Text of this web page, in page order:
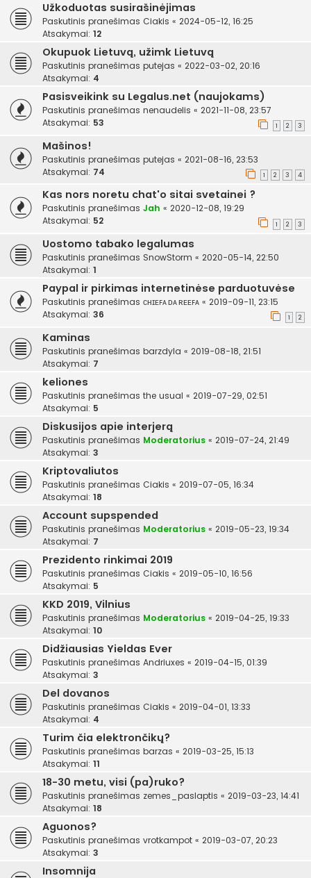
Užkoduotas susirašinėjimas
Paskutinis pranešimas Ciakis « 2024-05-12, 16:25
Atsakymai: 12
Okupuok Lietuvą, užimk Lietuvą
Paskutinis pranešimas putejas « 2022-03-02, 20:16
Atsakymai: 4
Pasisveikink su Legalus.net (naujokams)
Paskutinis pranešimas nenaudelis « 2021-11-08, 23:57
Atsakymai: 53 1 2 3
Mašinos!
Paskutinis pranešimas putejas « 2021-08-16, 23:53
Atsakymai: 74 1 2 3 4
Kas nors noretu chat'o sitai svetainei ?
Paskutinis pranešimas Jah « 2020-12-08, 19:29
Atsakymai: 52 1 2 3
Uostomo tabako legalumas
Paskutinis pranešimas SnowStorm « 2020-05-14, 22:50
Atsakymai: 1
Paypal ir pirkimas internetinėse parduotuvėse
Paskutinis pranešimas ᴄʜɪᴇꜰᴀ ᴅᴀ ʀᴇᴇꜰᴀ « 2019-09-11, 23:15
Atsakymai: 36 1 2
Kaminas
Paskutinis pranešimas barzdyla « 2019-08-18, 21:51
Atsakymai: 7
keliones
Paskutinis pranešimas the usual « 2019-07-29, 02:51
Atsakymai: 5
Diskusijos apie interjerą
Paskutinis pranešimas Moderatorius « 2019-07-24, 21:49
Atsakymai: 3
Kriptovaliutos
Paskutinis pranešimas Ciakis « 2019-07-05, 16:34
Atsakymai: 18
Account supspended
Paskutinis pranešimas Moderatorius « 2019-05-23, 19:34
Atsakymai: 7
Prezidento rinkimai 2019
Paskutinis pranešimas Ciakis « 2019-05-10, 16:56
Atsakymai: 5
KKD 2019, Vilnius
Paskutinis pranešimas Moderatorius « 2019-04-25, 19:33
Atsakymai: 10
Didžiausias Yieldas Ever
Paskutinis pranešimas Andriuxes « 2019-04-15, 01:39
Atsakymai: 3
Del dovanos
Paskutinis pranešimas Ciakis « 2019-04-01, 13:33
Atsakymai: 4
Turim čia elektrončikų?
Paskutinis pranešimas barzas « 2019-03-25, 15:13
Atsakymai: 11
18-30 metu, visi (pa)ruko?
Paskutinis pranešimas zemes_paslaptis « 2019-03-23, 14:41
Atsakymai: 18
Aguonos?
Paskutinis pranešimas vrotkampot « 2019-03-07, 20:23
Atsakymai: 3
Insomnija